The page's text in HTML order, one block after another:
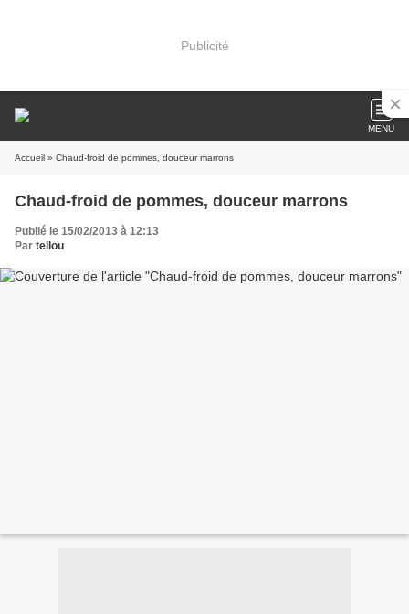
Publicité
MENU
Accueil » Chaud-froid de pommes, douceur marrons
Chaud-froid de pommes, douceur marrons
Publié le 15/02/2013 à 12:13
Par tellou